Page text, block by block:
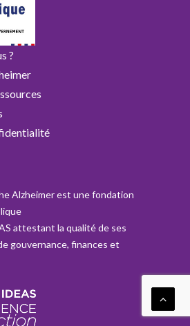
?
Alzheimer est une fondation
attestant la qualité de ses
gouvernance, finances et